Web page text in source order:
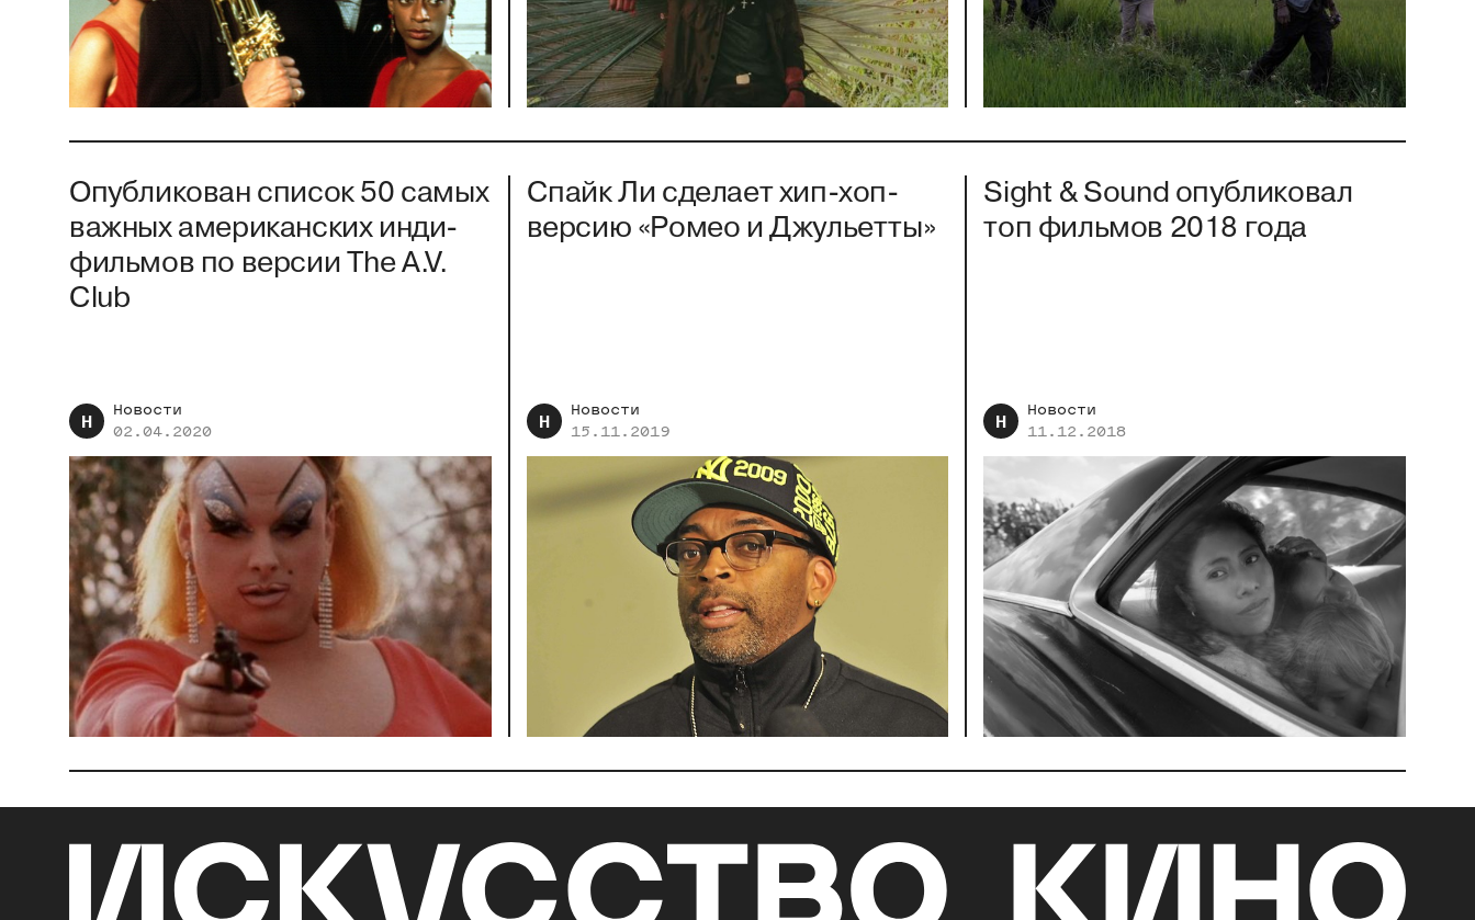
Опубликован список 50 самых
важных американских инди-
фильмов по версии The A.V.
Club
Н
Новости
02.04.2020
Спайк Ли сделает хип-хоп-
версию «Ромео и Джульетты»
Н
Новости
15.11.2019
Sight & Sound опубликовал
топ фильмов 2018 года
Н
Новости
11.12.2018